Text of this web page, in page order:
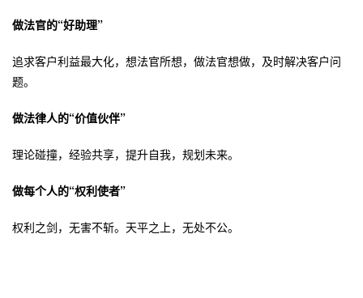
做法官的“好助理”
追求客户利益最大化，想法官所想，做法官想做，及时解决客户问
题。
做法律人的“价值伙伴”
理论碰撞，经验共享，提升自我，规划未来。
做每个人的“权利使者”
权利之剑，无害不斩。天平之上，无处不公。